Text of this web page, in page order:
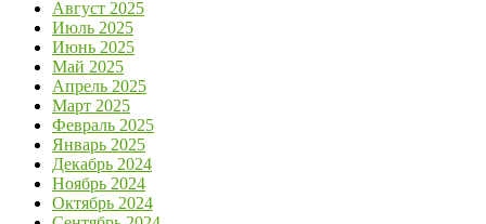
Август 2025
Июль 2025
Июнь 2025
Май 2025
Апрель 2025
Март 2025
Февраль 2025
Январь 2025
Декабрь 2024
Ноябрь 2024
Октябрь 2024